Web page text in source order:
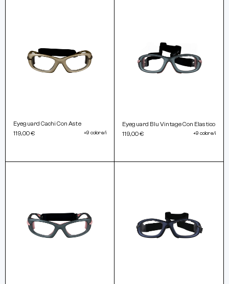
Eyeguard Cachi Con Aste
119,00 €
+9 colore/i
Eyeguard Blu Vintage Con Elastico
119,00 €
+9 colore/i